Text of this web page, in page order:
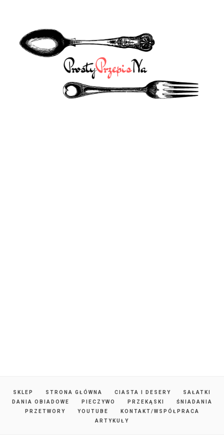
SKLEP STRONA GŁÓWNA CIASTA I DESERY
SAŁATKI
DANIA OBIADOWE
PIECZYWO PRZEKĄSKI
ŚNIADANIA
PRZETWORY
YOUTUBE
KONTAKT/WSPÓŁPRACA
ARTYKUŁY